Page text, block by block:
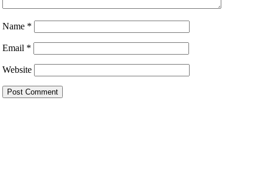
Name *
Email *
Website